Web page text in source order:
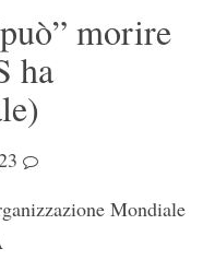
morire
ha
Mondiale